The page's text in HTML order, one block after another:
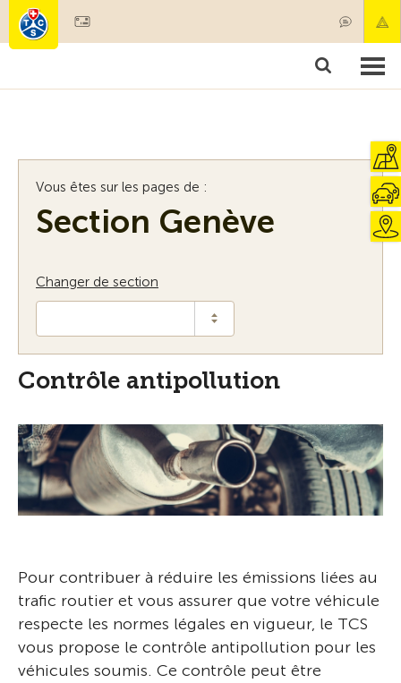
Membres & prestations
Vous êtes sur les pages de :
Section Genève
Changer de section
Contrôle antipollution
Pour contribuer à réduire les émissions liées au
trafic routier et vous assurer que votre véhicule
respecte les normes légales en vigueur, le TCS
vous propose le contrôle antipollution pour les
véhicules soumis. Ce contrôle peut être